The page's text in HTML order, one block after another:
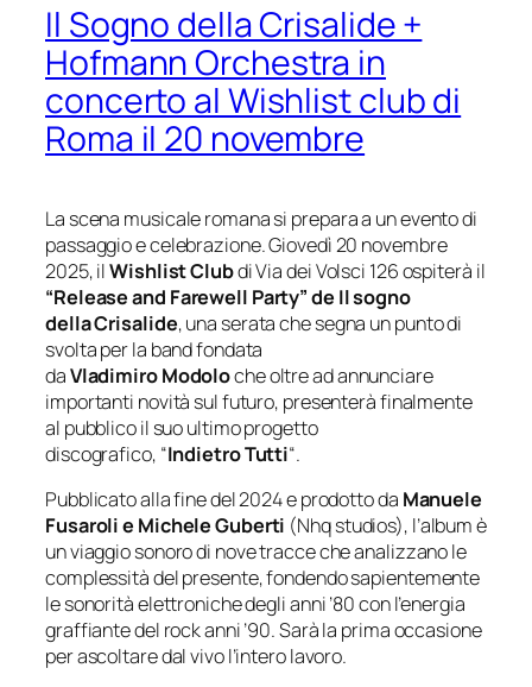
Il Sogno della Crisalide +
Hofmann Orchestra in
concerto al Wishlist club di
Roma il 20 novembre
La scena musicale romana si prepara a un evento di
passaggio e celebrazione. Giovedì 20 novembre
2025, ilWishlist Clubdi Via dei Volsci 126 ospiterà il
“Release and Farewell Party” de Il sogno
dellaCrisalide, una serata che segna un punto di
svolta per la band fondata
daVladimiro Modoloche oltre ad annunciare
importanti novità sul futuro, presenterà finalmente
al pubblico il suo ultimo progetto
discografico, “Indietro Tutti“.
Pubblicato alla fine del 2024 e prodotto da Manuele
Fusaroli e Michele Guberti (Nhq studios), l’album è
un viaggio sonoro di nove tracce che analizzano le
complessità del presente, fondendo sapientemente
le sonorità elettroniche degli anni ’80 con l’energia
graffiante del rock anni ’90. Sarà la prima occasione
per ascoltare dal vivo l’intero lavoro.